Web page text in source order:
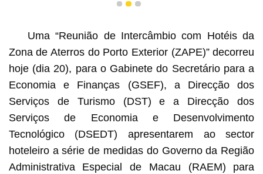
1 2 3
Uma “Reunião de Intercâmbio com Hotéis da
Zona de Aterros do Porto Exterior (ZAPE)” decorreu
hoje (dia 20), para o Gabinete do Secretário para a
Economia e Finanças (GSEF), a Direcção dos
Serviços de Turismo (DST) e a Direcção dos
Serviços de Economia e Desenvolvimento
Tecnológico (DSEDT) apresentarem ao sector
hoteleiro a série de medidas do Governo da Região
Administrativa Especial de Macau (RAEM) para